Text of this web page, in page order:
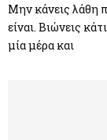
Μην κάνεις λάθη
είναι. Βιώνεις
μία μέρα και